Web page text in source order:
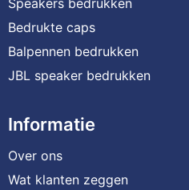
Bedrukte caps
Balpennen bedrukken
JBL speaker bedrukken
Informatie
Over ons
Wat klanten zeggen